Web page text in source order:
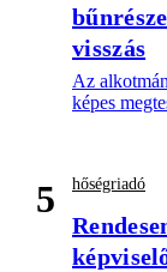
visszás
Az
képes
5 hőségriadó